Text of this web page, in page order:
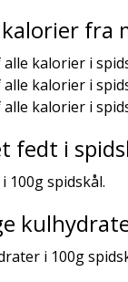
alle kalorier i
alle kalorier i
alle kalorier i
fedt i
100g spidskål.
i 100g